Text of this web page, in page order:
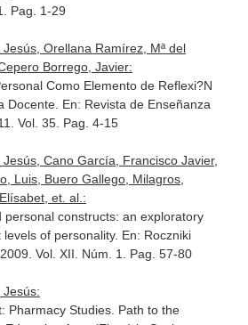
Pag. 1-29
Orellana Ramírez, Mª del
Borrego, Javier:
Como Elemento de Reflexi?N
Docente. En: Revista de Enseñanza
Vol. 35. Pag. 4-15
Cano García, Francisco Javier,
Luis, Buero Gallego, Milagros,
et. al.:
personal constructs: an exploratory
of personality. En: Roczniki
Vol. XII. Núm. 1. Pag. 57-80
Pharmacy Studies. Path to the